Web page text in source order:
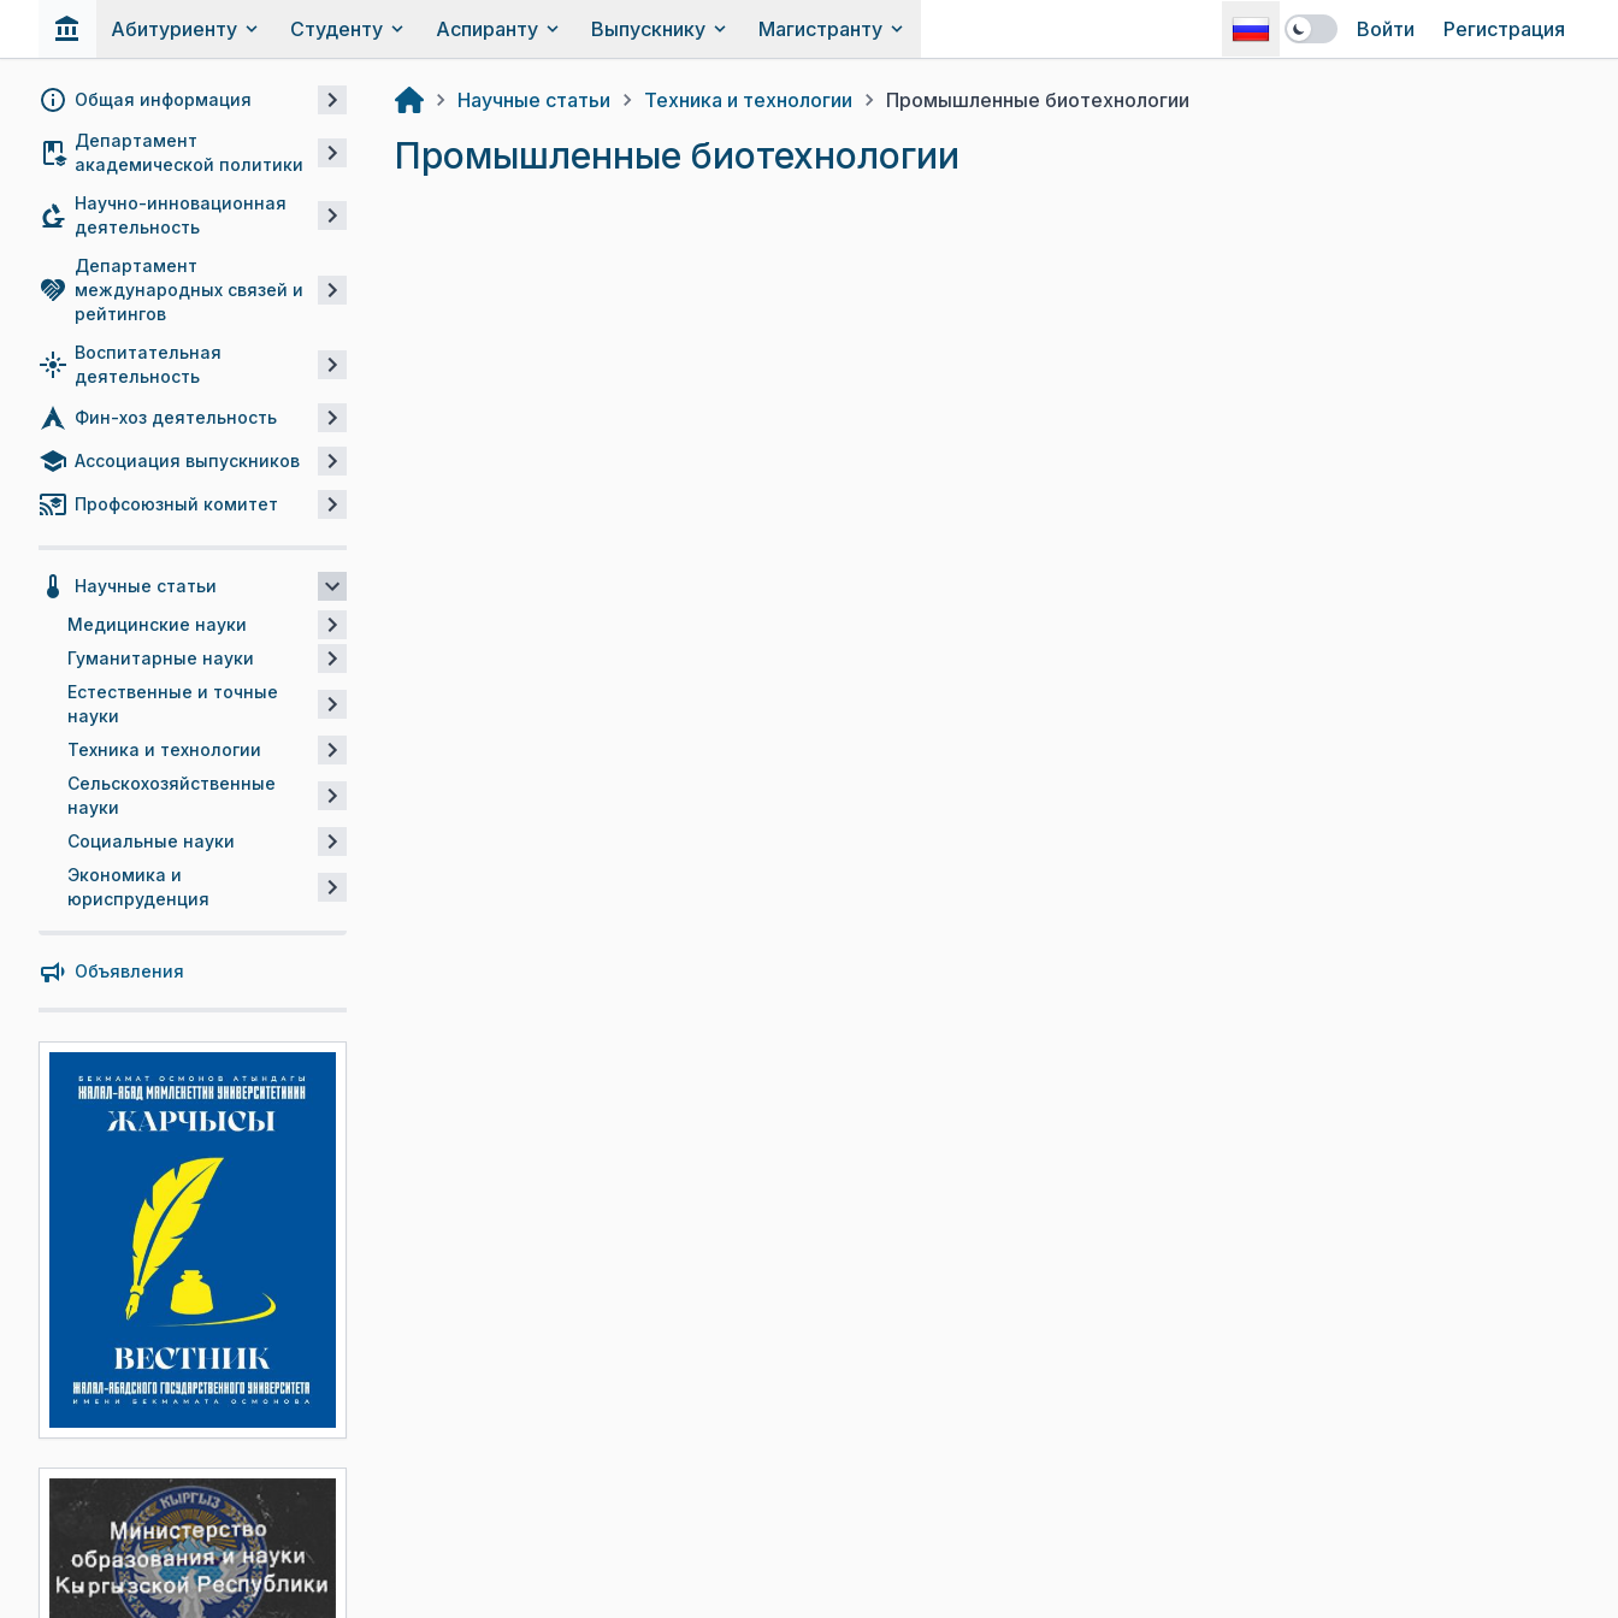
Абитуриенту Студенту Аспиранту Выпускнику Магистранту Войти Регистрация
Общая информация
Департамент
академической политики
Научно-инновационная
деятельность
Департамент
международных связей и
рейтингов
Воспитательная
деятельность
Фин-хоз деятельность
Ассоциация выпускников
Профсоюзный комитет
Научные статьи
Медицинские науки
Гуманитарные науки
Естественные и точные
науки
Техника и технологии
Сельскохозяйственные
науки
Социальные науки
Экономика и
юриспруденция
Объявления
Научные статьи Техника и технологии Промышленные биотехнологии
Промышленные биотехнологии